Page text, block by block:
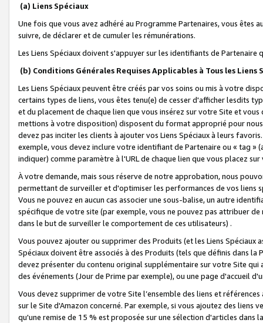
(a) Liens Spéciaux
Une fois que vous avez adhéré au Programme Partenaires, vous êtes
suivre, de déclarer et de cumuler les rémunérations.
Les Liens Spéciaux doivent s'appuyer sur les identifiants de Partenaire
(b) Conditions Générales Requises Applicables à Tous les Liens
Les Liens Spéciaux peuvent être créés par vos soins ou mis à votre
certains types de liens, vous êtes tenu(e) de cesser d'afficher lesdits
et du placement de chaque lien que vous insérez sur votre Site et
mettions à votre disposition) disposent du format approprié pour
devez pas inciter les clients à ajouter vos Liens Spéciaux à leurs
exemple, vous devez inclure votre identifiant de Partenaire ou « tag
indiquer) comme paramètre à l'URL de chaque lien que vous placez
À votre demande, mais sous réserve de notre approbation, nous
permettant de surveiller et d'optimiser les performances de vos liens
Vous ne pouvez en aucun cas associer une sous-balise, un autre
spécifique de votre site (par exemple, vous ne pouvez pas attribuer
dans le but de surveiller le comportement de ces utilisateurs) .
Vous pouvez ajouter ou supprimer des Produits (et les Liens
Spéciaux doivent être associés à des Produits (tels que définis dans
devez présenter du contenu original supplémentaire sur votre Site qui
des événements (Jour de Prime par exemple), ou une page d'accueil
Vous devez supprimer de votre Site l’ensemble des liens et
sur le Site d'Amazon concerné. Par exemple, si vous ajoutez des
qu'une remise de 15 % est proposée sur une sélection d'articles